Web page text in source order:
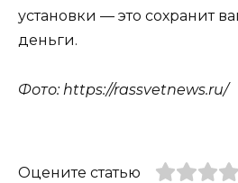
установки — это сохранит
деньги.
Фото: https://rassvetnews.ru/
Оцените статью